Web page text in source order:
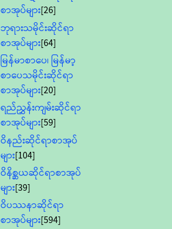
စာအုပ်များ[26]
ဘုရားသမိုင်းဆိုင်ရာ
စာအုပ်များ[64]
မြန်မာစာပေ၊ မြန်မာ့
စာပေသမိုင်းဆိုင်ရာ
စာအုပ်များ[20]
ရည်ညွှန်းကျမ်းဆိုင်ရာ
စာအုပ်များ[59]
ဝိနည်းဆိုင်ရာစာအုပ်
များ[104]
ဝိနိစ္ဆယဆိုင်ရာစာအုပ်
များ[39]
ဝိပဿနာဆိုင်ရာ
စာအုပ်များ[594]